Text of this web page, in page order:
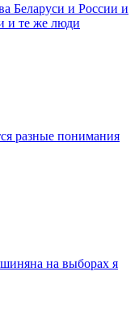
Беларуси и России и
и те же люди
разные понимания
на выборах я